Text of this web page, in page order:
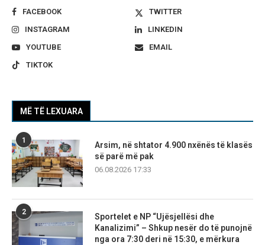
FACEBOOK
TWITTER
INSTAGRAM
LINKEDIN
YOUTUBE
EMAIL
TIKTOK
MË TË LEXUARA
1
Arsim, në shtator 4.900 nxënës të klasës
së parë më pak
06.08.2026 17:33
2
Sportelet e NP “Ujësjellësi dhe
Kanalizimi” – Shkup nesër do të punojnë
nga ora 7:30 deri në 15:30, e mërkura